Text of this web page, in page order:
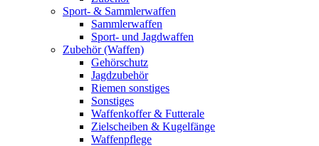
Sport- & Sammlerwaffen
Sammlerwaffen
Sport- und Jagdwaffen
Zubehör (Waffen)
Gehörschutz
Jagdzubehör
Riemen sonstiges
Sonstiges
Waffenkoffer & Futterale
Zielscheiben & Kugelfänge
Waffenpflege